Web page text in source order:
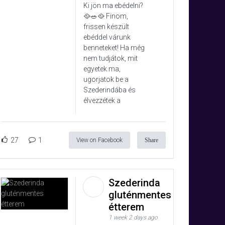
Ki jön ma ebédelni?
🥘🥗🥘 Finom,
frissen készült
ebéddel várunk
benneteket! Ha még
nem tudjátok, mit
egyetek ma,
ugorjatok be a
Szederindába és
élvezzétek a
27 1 View on Facebook Share
Szederinda
gluténmentes
étterem
1 week 2 days ago